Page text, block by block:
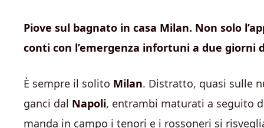
Piove sul bagnato in casa Milan. Non solo
conti con l’emergenza infortuni a due giorni
È sempre il solito Milan. Distratto, quasi sulle
ganci dal Napoli, entrambi maturati a seguito
manda in campo i tenori e i rossoneri si